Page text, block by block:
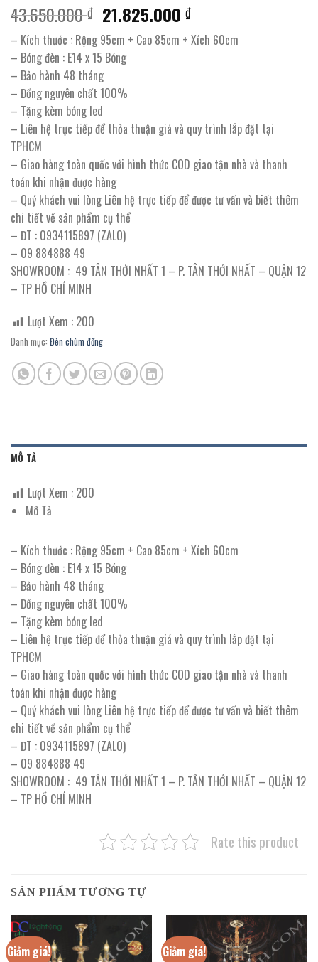
43.650.000₫ Giá
gốc
là:
43.650.000 ₫.
21.825.000₫Giá
hiện
tại
– Kích thước : Rộng 95cm + Cao 85cm + Xích 60cm
– Bóng đèn : E14 x 15 Bóng
– Bảo hành 48 tháng
– Đồng nguyên chất 100%
– Tặng kèm bóng led
– Liên hệ trực tiếp để thỏa thuận giá và quy trình lắp đặt tại
TPHCM
– Giao hàng toàn quốc với hình thức COD giao tận nhà và thanh
toán khi nhận được hàng
– Quý khách vui lòng Liên hệ trực tiếp để được tư vấn và biết thêm
chi tiết về sản phẩm cụ thể
– ĐT : 0934115897 (ZALO)
– 09 884888 49
SHOWROOM : 49 TÂN THỚI NHẤT 1 – P. TÂN THỚI NHẤT – QUẬN 12
– TP HỒ CHÍ MINH
Lượt Xem : 200
Danh mục: Đèn chùm đồng
MÔ TẢ
Lượt Xem : 200
Mô Tả
– Kích thước : Rộng 95cm + Cao 85cm + Xích 60cm
– Bóng đèn : E14 x 15 Bóng
– Bảo hành 48 tháng
– Đồng nguyên chất 100%
– Tặng kèm bóng led
– Liên hệ trực tiếp để thỏa thuận giá và quy trình lắp đặt tại
TPHCM
– Giao hàng toàn quốc với hình thức COD giao tận nhà và thanh
toán khi nhận được hàng
– Quý khách vui lòng Liên hệ trực tiếp để được tư vấn và biết thêm
chi tiết về sản phẩm cụ thể
– ĐT : 0934115897 (ZALO)
– 09 884888 49
SHOWROOM : 49 TÂN THỚI NHẤT 1 – P. TÂN THỚI NHẤT – QUẬN 12
– TP HỒ CHÍ MINH
Rate this product
SẢN PHẨM TƯƠNG TỰ
Giảm giá! Giảm giá!